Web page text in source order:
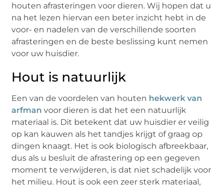
houten afrasteringen voor dieren. Wij hopen dat u
na het lezen hiervan een beter inzicht hebt in de
voor- en nadelen van de verschillende soorten
afrasteringen en de beste beslissing kunt nemen
voor uw huisdier.
Hout is natuurlijk
Een van de voordelen van houten hekwerk van
arfman voor dieren is dat het een natuurlijk
materiaal is. Dit betekent dat uw huisdier er veilig
op kan kauwen als het tandjes krijgt of graag op
dingen knaagt. Het is ook biologisch afbreekbaar,
dus als u besluit de afrastering op een gegeven
moment te verwijderen, is dat niet schadelijk voor
het milieu. Hout is ook een zeer sterk materiaal,